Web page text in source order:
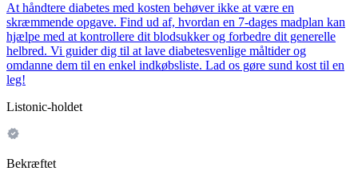
At håndtere diabetes med kosten behøver ikke at være en
skræmmende opgave. Find ud af, hvordan en 7-dages madplan kan
hjælpe med at kontrollere dit blodsukker og forbedre dit generelle
helbred. Vi guider dig til at lave diabetesvenlige måltider og
omdanne dem til en enkel indkøbsliste. Lad os gøre sund kost til en
leg!
Listonic-holdet
Bekræftet